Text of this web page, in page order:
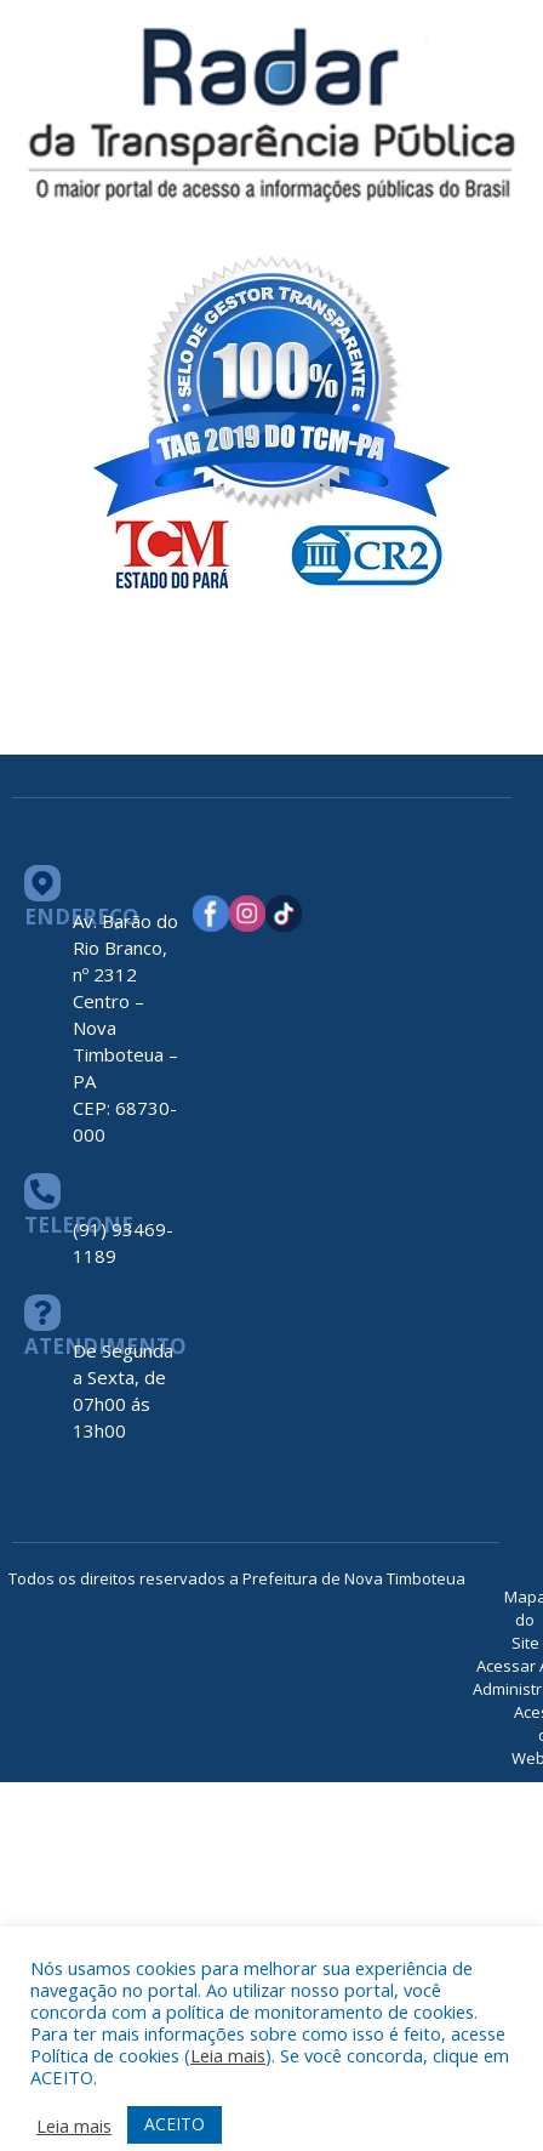
ENDEREÇO
Av. Barão do
Rio Branco,
nº 2312
Centro –
Nova
Timboteua –
PA
CEP: 68730-
000
TELEFONE
(91) 93469-
1189
ATENDIMENTO
De Segunda
a Sexta, de
07h00 ás
13h00
Todos os direitos reservados a Prefeitura de Nova Timboteua
do
Site
Acessar
Nós usamos cookies para melhorar sua experiência de
navegação no portal. Ao utilizar nosso portal, você
concorda com a política de monitoramento de cookies.
Para ter mais informações sobre como isso é feito, acesse
Política de cookies (Leia mais). Se você concorda, clique em
ACEITO.
Leia mais
ACEITO